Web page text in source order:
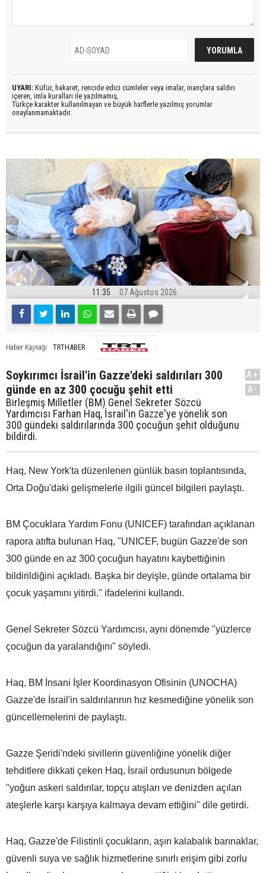
UYARI: Küfür, hakaret, rencide edici cümleler veya imalar, inançlara saldırı
içeren, imla kuralları ile yazılmamış,
Türkçe karakter kullanılmayan ve büyük harflerle yazılmış yorumlar
onaylanmamaktadır.
11:35 07 Ağustos 2026
Haber Kaynağı TRTHABER
Soykırımcı İsrail'in Gazze'deki saldırıları 300
günde en az 300 çocuğu şehit etti
Birleşmiş Milletler (BM) Genel Sekreter Sözcü
Yardımcısı Farhan Haq, İsrail'in Gazze'ye yönelik son
300 gündeki saldırılarında 300 çocuğun şehit olduğunu
bildirdi.
A+
A-
Haq, New York'ta düzenlenen günlük basın toplantısında,
Orta Doğu'daki gelişmelerle ilgili güncel bilgileri paylaştı.
BM Çocuklara Yardım Fonu (UNICEF) tarafından açıklanan
rapora atıfta bulunan Haq, "UNICEF, bugün Gazze'de son
300 günde en az 300 çocuğun hayatını kaybettiğinin
bildirildiğini açıkladı. Başka bir deyişle, günde ortalama bir
çocuk yaşamını yitirdi." ifadelerini kullandı.
Genel Sekreter Sözcü Yardımcısı, aynı dönemde "yüzlerce
çocuğun da yaralandığını" söyledi.
Haq, BM İnsani İşler Koordinasyon Ofisinin (UNOCHA)
Gazze'de İsrail'in saldırılarının hız kesmediğine yönelik son
güncellemelerini de paylaştı.
Gazze Şeridi'ndeki sivillerin güvenliğine yönelik diğer
tehditlere dikkati çeken Haq, İsrail ordusunun bölgede
"yoğun askeri saldırılar, topçu atışları ve denizden açılan
ateşlerle karşı karşıya kalmaya devam ettiğini" dile getirdi.
Haq, Gazze'de Filistinli çocukların, aşırı kalabalık barınaklar,
güvenli suya ve sağlık hizmetlerine sınırlı erişim gibi zorlu